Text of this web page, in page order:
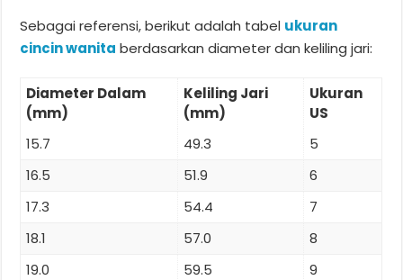
Sebagai referensi, berikut adalah tabel ukuran
cincin wanita berdasarkan diameter dan keliling jari:
Diameter Dalam
(mm)
Keliling Jari
(mm)
Ukuran
US
15.7
49.3
5
16.5
51.9
6
17.3
54.4
7
18.1
57.0
8
19.0
59.5
9